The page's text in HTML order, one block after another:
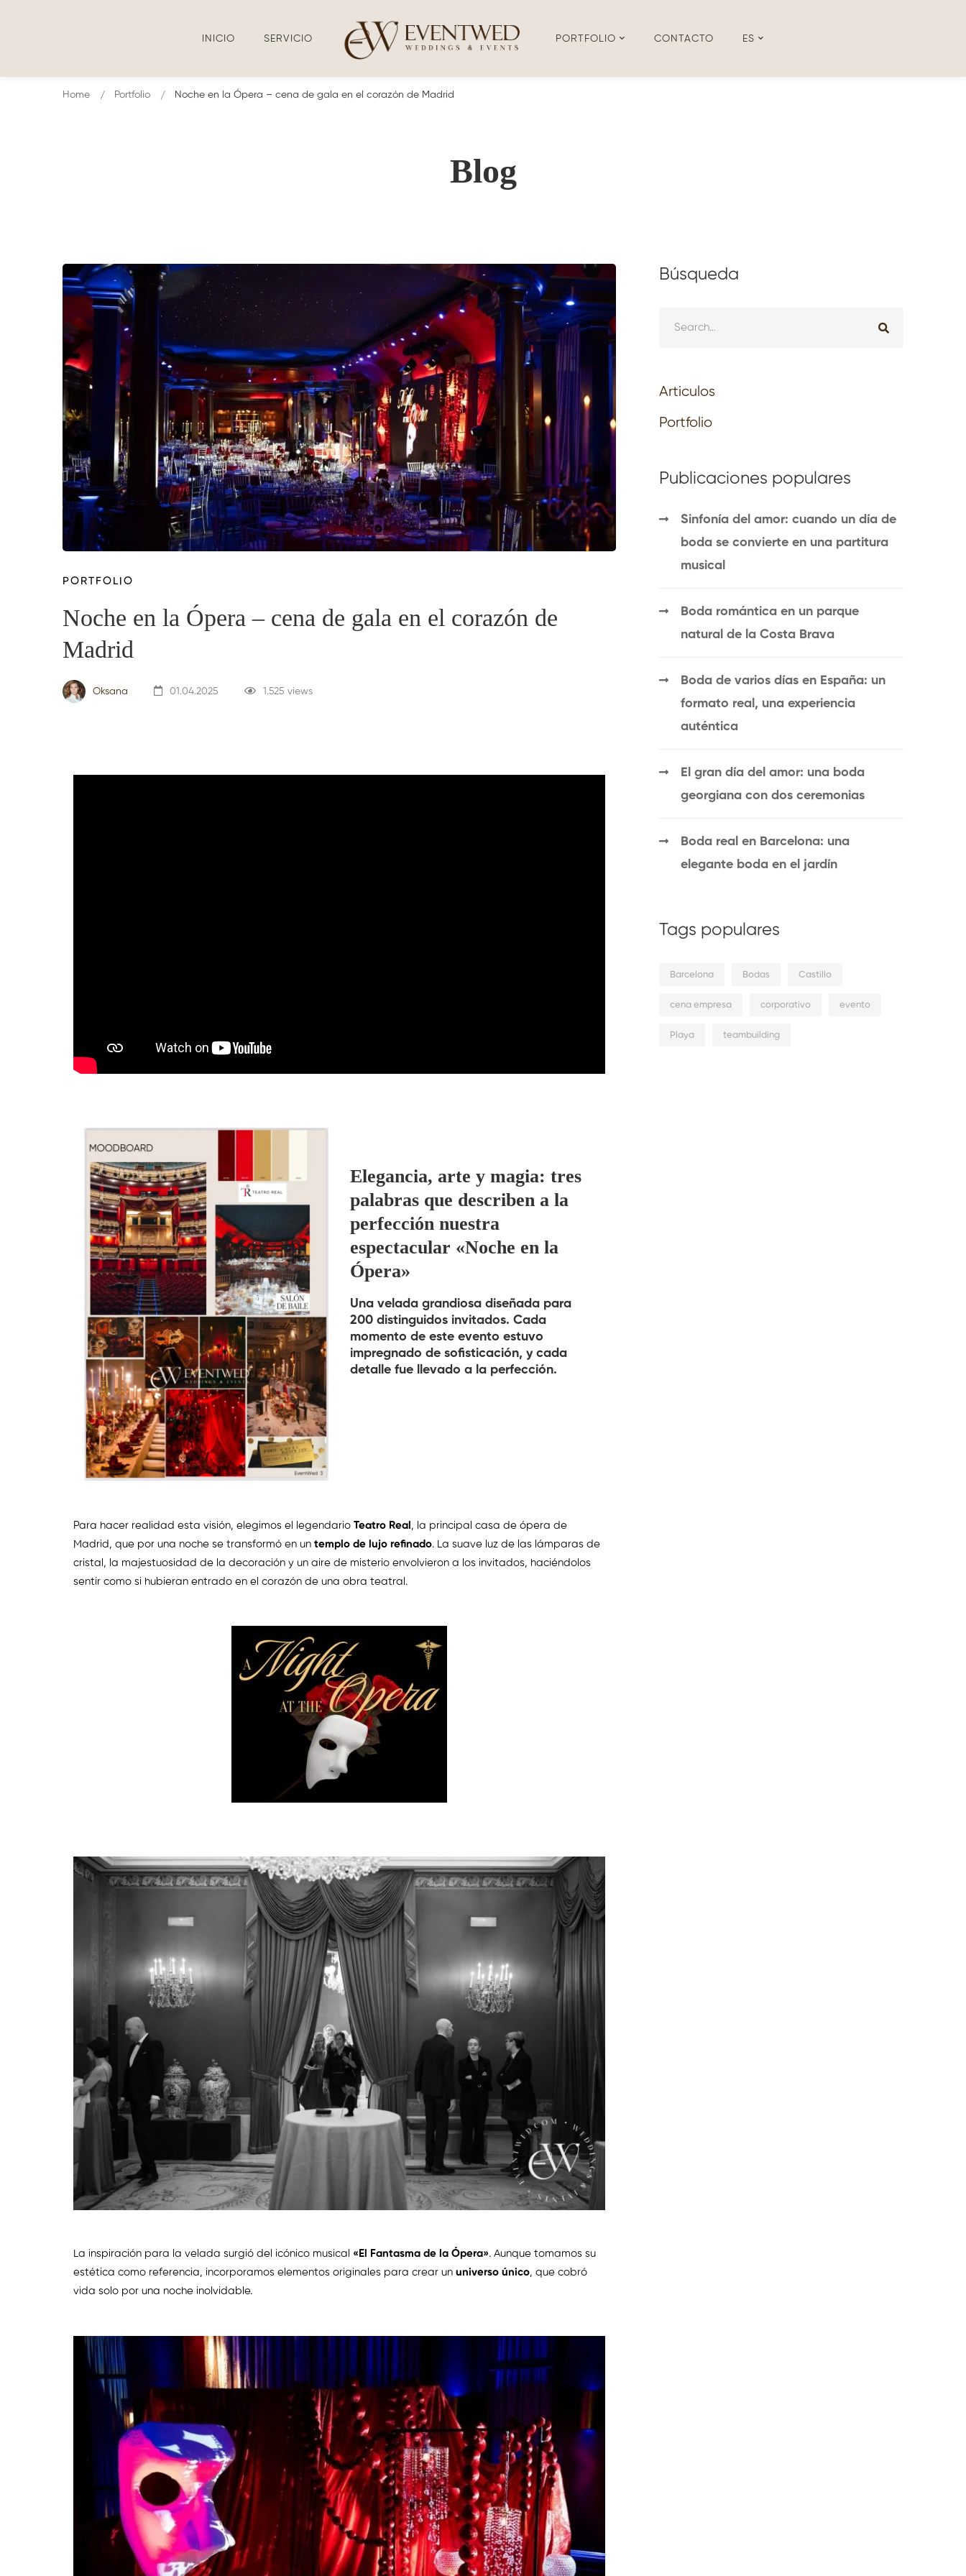
INICIO SERVICIO PORTFOLIO CONTACTO ES
Blog
Home Portfolio Noche en la Ópera – cena de gala en el corazón de Madrid
PORTFOLIO
Noche en la Ópera – cena de gala en el corazón de
Madrid
Oksana 01.04.2025 1.525 views
Elegancia, arte y magia: tres
palabras que describen a la
perfección nuestra
espectacular «Noche en la
Ópera»
Una velada grandiosa diseñada para
200 distinguidos invitados. Cada
momento de este evento estuvo
impregnado de sofisticación, y cada
detalle fue llevado a la perfección.
Para hacer realidad esta visión, elegimos el legendario Teatro Real , la principal casa de ópera de
Madrid, que por una noche se transformó en un templo de lujo refinado. La suave luz de las lámparas de
cristal, la majestuosidad de la decoración y un aire de misterio envolvieron a los invitados, haciéndolos
sentir como si hubieran entrado en el corazón de una obra teatral.
La inspiración para la velada surgió del icónico musical «El Fantasma de la Ópera». Aunque tomamos su
estética como referencia, incorporamos elementos originales para crear un universo único, que cobró
vida solo por una noche inolvidable.
Búsqueda
Articulos
Portfolio
Publicaciones populares
Sinfonía del amor: cuando un día de
boda se convierte en una partitura
musical
Boda romántica en un parque
natural de la Costa Brava
Boda de varios días en España: un
formato real, una experiencia
auténtica
El gran día del amor: una boda
georgiana con dos ceremonias
Boda real en Barcelona: una
elegante boda en el jardín
Tags populares
Barcelona Bodas Castillo
cena empresa corporativo evento
Playa teambuilding